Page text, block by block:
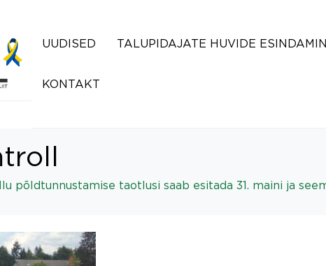
UUDISED TALUPIDAJATE HUVIDE
KONTAKT
põldtunnustamise taotlusi saab esitada 31. maini ja